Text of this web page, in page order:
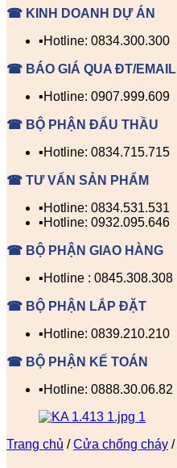
☎ KINH DOANH DỰ ÁN
▪️Hotline: 0834.300.300
☎ BÁO GIÁ QUA ĐT/EMAIL
▪️Hotline: 0907.999.609
☎ BỘ PHẬN ĐẤU THẦU
▪️Hotline: 0834.715.715
☎ TƯ VẤN SẢN PHẨM
▪️Hotline: 0834.531.531
▪️Hotline: 0932.095.646
☎ BỘ PHẬN GIAO HÀNG
▪️Hotline : 0845.308.308
☎ BỘ PHẬN LẮP ĐẶT
▪️Hotline: 0839.210.210
☎ BỘ PHẬN KẾ TOÁN
▪️Hotline: 0888.30.06.82
Trang chủ / Cửa chống cháy /